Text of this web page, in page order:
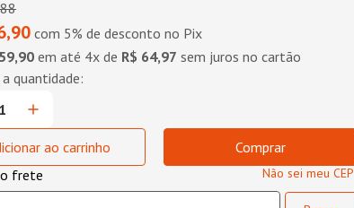
88
com 5% de desconto no Pix
em até 4x de R$ 64,97 sem juros no cartão
ao carrinho Comprar
Não sei meu CEP